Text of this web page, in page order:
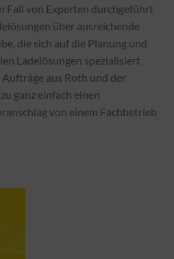
Fall von Experten durchgeführt
über ausreichende
die sich auf die Planung und
Ladelösungen spezialisiert
aus Roth und der
ganz einfach einen
von einem Fachbetrieb